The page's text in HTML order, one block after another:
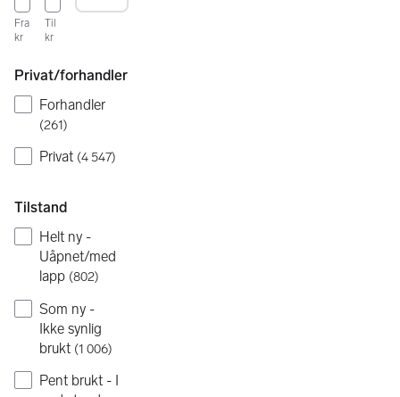
Fra
kr
Til
kr
Privat/forhandler
Forhandler
(261)
Privat (4 547)
Tilstand
Helt ny -
Uåpnet/med
lapp (802)
Som ny -
Ikke synlig
brukt (1 006)
Pent brukt - I